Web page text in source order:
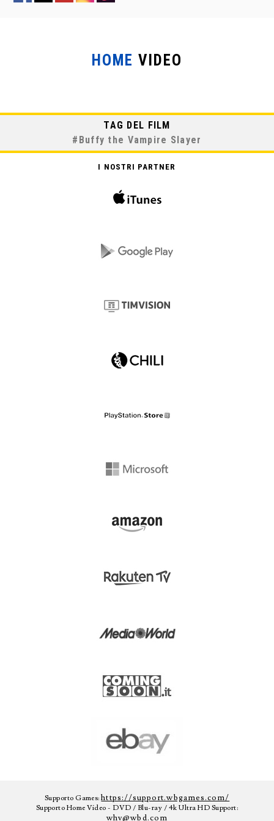
HOME VIDEO
TAG DEL FILM
# Buffy the Vampire Slayer
I NOSTRI PARTNER
Supporto Games:https://support.wbgames.com/
Supporto Home Video - DVD / Blu-ray / 4k Ultra HD Support:
whv@wbd.com